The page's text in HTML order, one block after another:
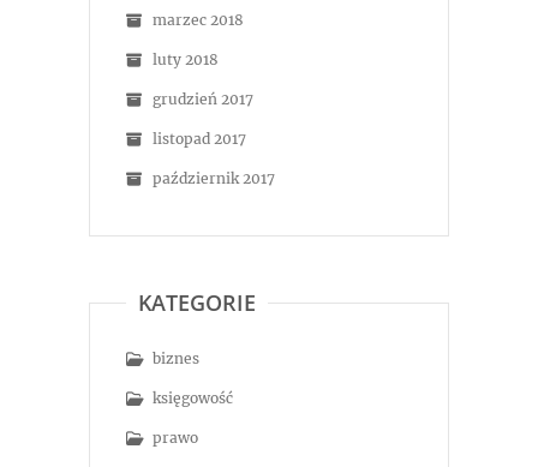
marzec 2018
luty 2018
grudzień 2017
listopad 2017
październik 2017
KATEGORIE
biznes
księgowość
prawo